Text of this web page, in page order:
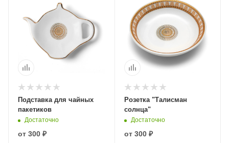
Подставка для чайных
пакетиков
Достаточно
от 300 ₽
Розетка "Талисман
солнца"
Достаточно
от 300 ₽